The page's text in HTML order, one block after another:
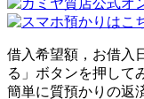
借入希望額，お借入
る」ボタンを押して
簡単に質預かりの返